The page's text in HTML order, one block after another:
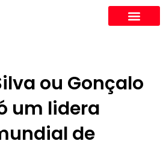
ou Gonçalo
um lidera
de